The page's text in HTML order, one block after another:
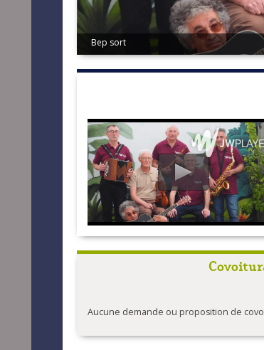
Deomp dei
Aucune demande ou proposition de